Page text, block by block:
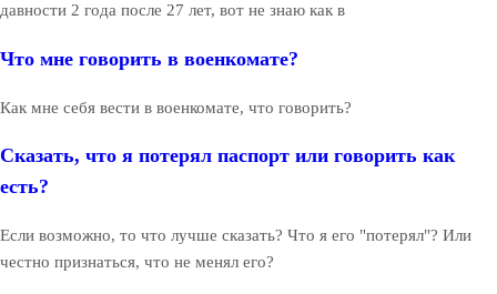
давности 2 года после 27 лет, вот не знаю как в
Что мне говорить в военкомате?
Как мне себя вести в военкомате, что говорить?
Сказать, что я потерял паспорт или говорить как
есть?
Если возможно, то что лучше сказать? Что я его "потерял"? Или
честно признаться, что не менял его?